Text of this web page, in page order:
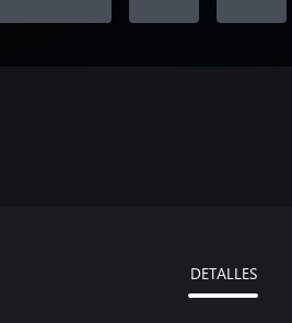
DETALLES